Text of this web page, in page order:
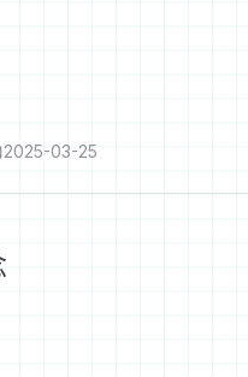
2025-03-25